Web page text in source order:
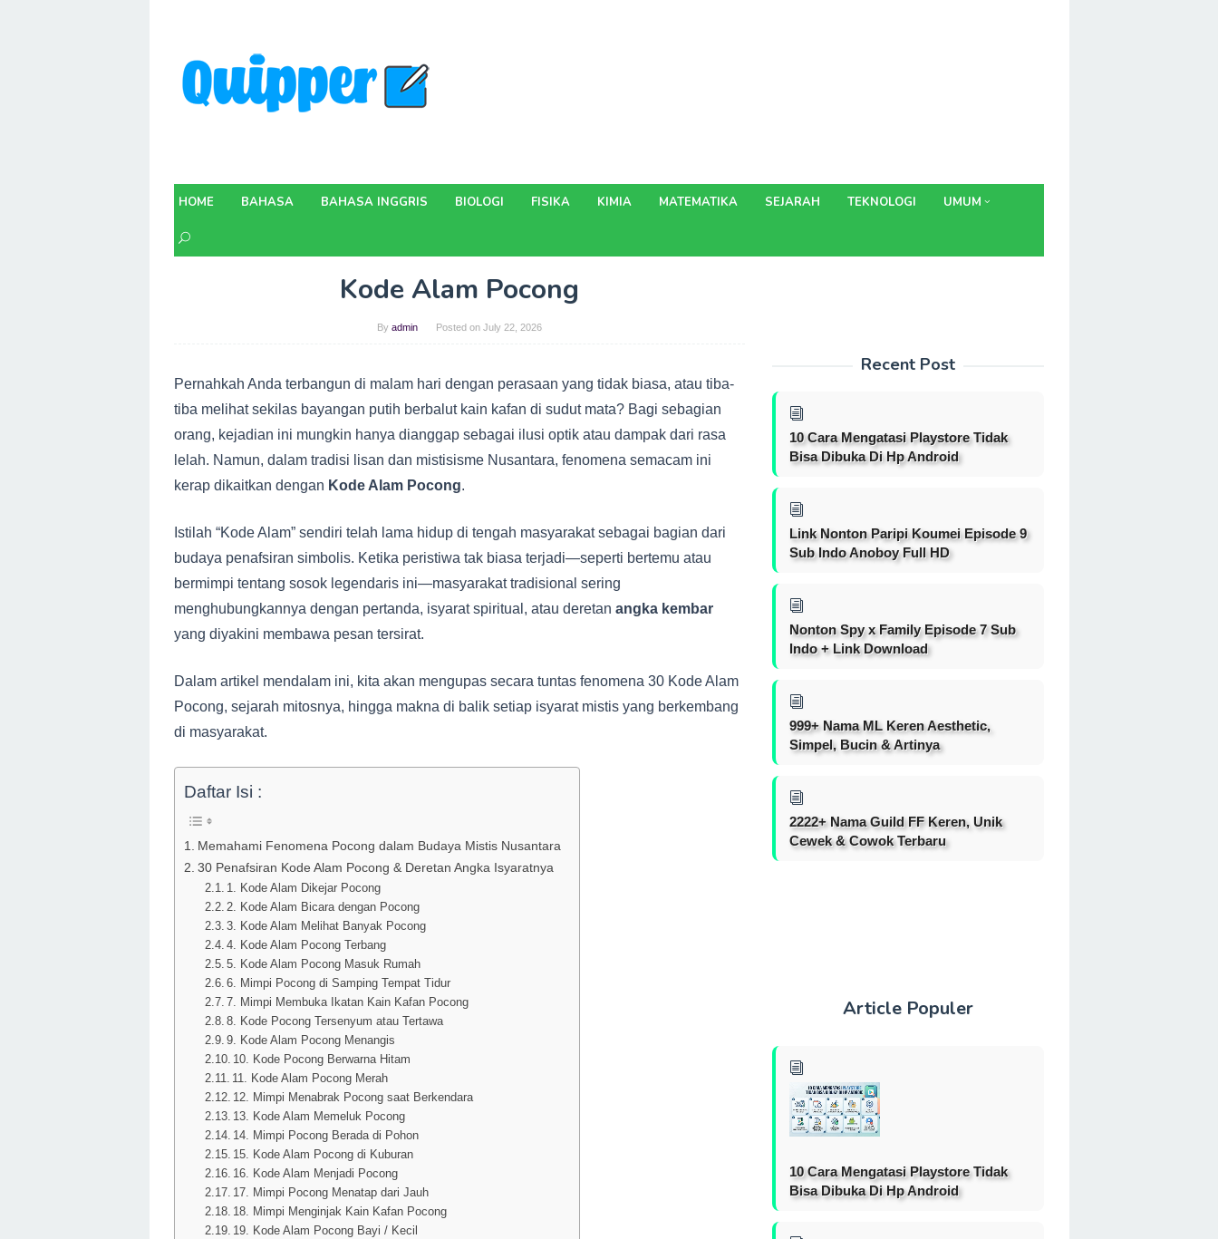
content
HOME BAHASA BAHASA INGGRIS BIOLOGI FISIKA KIMIA MATEMATIKA SEJARAH TEKNOLOGI UMUM
Kode Alam Pocong
By admin Posted on July 22, 2026
Pernahkah Anda terbangun di malam hari dengan perasaan yang tidak biasa, atau tiba-
tiba melihat sekilas bayangan putih berbalut kain kafan di sudut mata? Bagi sebagian
orang, kejadian ini mungkin hanya dianggap sebagai ilusi optik atau dampak dari rasa
lelah. Namun, dalam tradisi lisan dan mistisisme Nusantara, fenomena semacam ini
kerap dikaitkan dengan Kode Alam Pocong.
Istilah “Kode Alam” sendiri telah lama hidup di tengah masyarakat sebagai bagian dari
budaya penafsiran simbolis. Ketika peristiwa tak biasa terjadi—seperti bertemu atau
bermimpi tentang sosok legendaris ini—masyarakat tradisional sering
menghubungkannya dengan pertanda, isyarat spiritual, atau deretan angka kembar
yang diyakini membawa pesan tersirat.
Dalam artikel mendalam ini, kita akan mengupas secara tuntas fenomena 30 Kode Alam
Pocong, sejarah mitosnya, hingga makna di balik setiap isyarat mistis yang berkembang
di masyarakat.
Daftar Isi :
Memahami Fenomena Pocong dalam Budaya Mistis Nusantara
30 Penafsiran Kode Alam Pocong & Deretan Angka Isyaratnya
1. Kode Alam Dikejar Pocong
2. Kode Alam Bicara dengan Pocong
3. Kode Alam Melihat Banyak Pocong
4. Kode Alam Pocong Terbang
5. Kode Alam Pocong Masuk Rumah
6. Mimpi Pocong di Samping Tempat Tidur
7. Mimpi Membuka Ikatan Kain Kafan Pocong
8. Kode Pocong Tersenyum atau Tertawa
9. Kode Alam Pocong Menangis
10. Kode Pocong Berwarna Hitam
11. Kode Alam Pocong Merah
12. Mimpi Menabrak Pocong saat Berkendara
13. Kode Alam Memeluk Pocong
14. Mimpi Pocong Berada di Pohon
15. Kode Alam Pocong di Kuburan
16. Kode Alam Menjadi Pocong
17. Mimpi Pocong Menatap dari Jauh
18. Mimpi Menginjak Kain Kafan Pocong
19. Kode Alam Pocong Bayi / Kecil
Recent Post
10 Cara Mengatasi Playstore Tidak
Bisa Dibuka Di Hp Android
Link Nonton Paripi Koumei Episode 9
Sub Indo Anoboy Full HD
Nonton Spy x Family Episode 7 Sub
Indo + Link Download
999+ Nama ML Keren Aesthetic,
Simpel, Bucin & Artinya
2222+ Nama Guild FF Keren, Unik
Cewek & Cowok Terbaru
Article Populer
10 Cara Mengatasi Playstore Tidak
Bisa Dibuka Di Hp Android